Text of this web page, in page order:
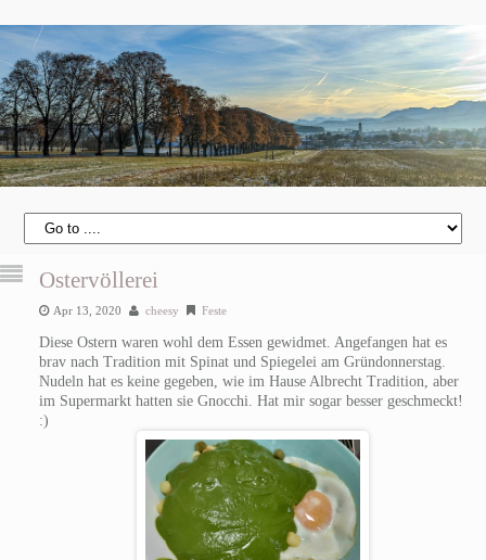
Ostervöllerei
Apr 13, 2020 cheesy Feste
Diese Ostern waren wohl dem Essen gewidmet. Angefangen hat es
brav nach Tradition mit Spinat und Spiegelei am Gründonnerstag.
Nudeln hat es keine gegeben, wie im Hause Albrecht Tradition, aber
im Supermarkt hatten sie Gnocchi. Hat mir sogar besser geschmeckt!
:)